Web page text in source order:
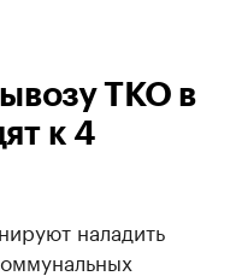
ТКО в
к 4
наладить